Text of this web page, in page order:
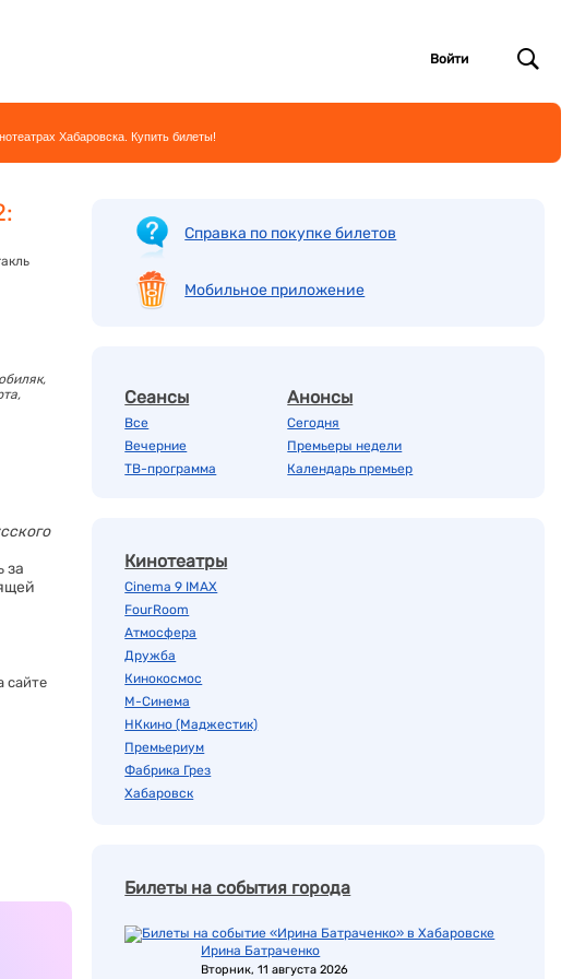
Войти
Хабаровска. Купить билеты!
за
сайте
Справка по покупке билетов
Мобильное приложение
Сеансы
Все
Вечерние
ТВ-программа
Анонсы
Сегодня
Премьеры недели
Календарь премьер
Кинотеатры
Cinema 9 IMAX
FourRoom
Атмосфера
Дружба
Кинокосмос
М-Синема
НКкино (Маджестик)
Премьериум
Фабрика Грез
Хабаровск
Билеты на события города
Ирина Батраченко
Вторник, 11 августа 2026